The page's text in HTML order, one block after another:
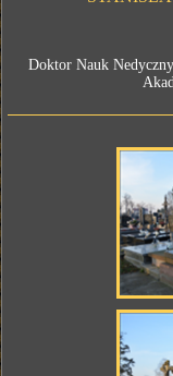
Doktor Nauk